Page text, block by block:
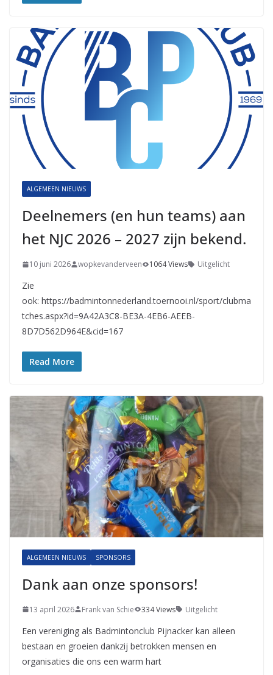
ALGEMEEN NIEUWS
Deelnemers (en hun teams) aan
het NJC 2026 – 2027 zijn bekend.
10 juni 2026 wopkevanderveen 1064 Views Uitgelicht
Zie
ook: https://badmintonnederland.toernooi.nl/sport/clubma
tches.aspx?id=9A42A3C8-BE3A-4EB6-AEEB-
8D7D562D964E&cid=167
Read More
ALGEMEEN NIEUWS SPONSORS
Dank aan onze sponsors!
13 april 2026 Frank van Schie 334 Views Uitgelicht
Een vereniging als Badmintonclub Pijnacker kan alleen
bestaan en groeien dankzij betrokken mensen en
organisaties die ons een warm hart